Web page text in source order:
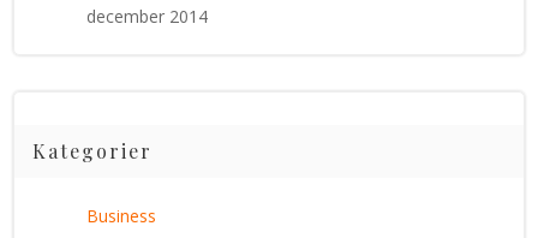
december 2014
Kategorier
Business